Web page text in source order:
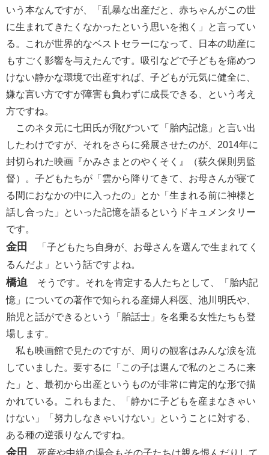
いう本なんですが、「乱暴な出産だと、赤ちゃんがこの世
に生まれてきたくなかったという思いを抱く」と言ってい
る。これが世界的なベストセラーになって、日本の助産に
もすごく影響を与えたんです。吸引などで子どもを痛めつ
けない静かな環境で出産すれば、子どもが元気に健全に、
嫌な言い方ですが障害も負わずに成長できる、という考え
方ですね。
このネタ元に七田氏が飛びついて「胎内記憶」と言い出
したわけですが、それをさらに発展させたのが、2014年に
封切られた映画『かみさまとのやくそく』（荻久保則男監
督）。子どもたちが「雲から降りてきて、お母さんが寝て
る間におなかの中に入ったの」とか「生まれる前に神様と
話し合った」といった記憶を語るというドキュメンタリー
です。
金田
「子どもたち自身が、お母さんを選んで生まれてく
るんだよ」という話ですよね。
橋迫 そうです。それを肯定する人たちとして、「胎内記
憶」についての著作で知られる産婦人科医、池川明氏や、
胎児と話ができるという「胎話士」を名乗る女性たちも登
場します。
私も映画館で見たのですが、周りの観客はみんな涙を流
していました。要するに「この子は選んで私のところに来
た」と、最初から出産というものが非常に肯定的な形で描
かれている。これもまた、「静かに子どもを産まなきゃい
けない」「努力しなきゃいけない」ということに対する、
ある種の逆張りなんですね。
死産や中絶の場合もその子たちは親を恨んだりして